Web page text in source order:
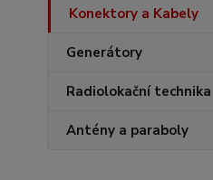
Konektory a Kabely
Generátory
Radiolokační technika
Antény a paraboly